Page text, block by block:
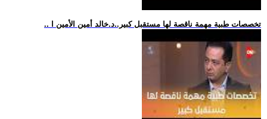
.. تخصصات طبية مهمة ناقصة لها مستقبل كبير..د.خالد أمين الأمين ا